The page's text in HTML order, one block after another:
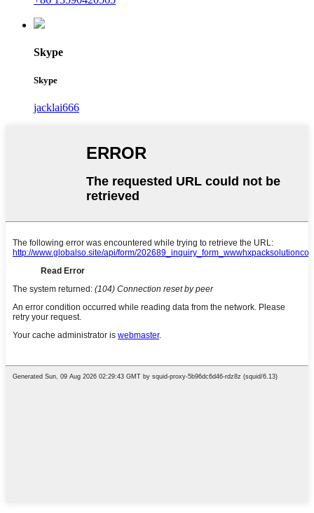
Skype
Skype
jacklai666